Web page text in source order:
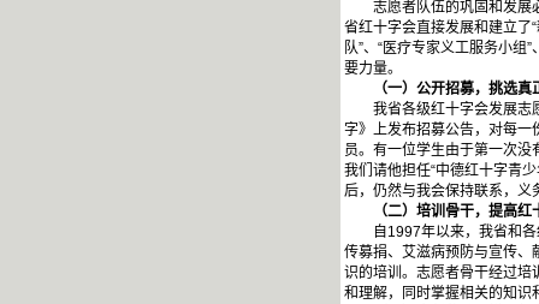
志愿者队伍的巩固和发展必
省红十字会直接发展和建立了
队”、“医疗专家义工服务小组
要力量。
（一）公开招募，挑选真正
我省各级红十字会发展志愿
字》上发布招募公告，对每一
员。有一位学生由于第一次
我们请他担任“中德红十字青
后，仍然与我会保持联系，义
（二）培训骨干，提高红
自1997年以来，我省和各
传募捐、艾滋病预防与宣传、
识的培训。志愿者骨干经过培
和理解，同时掌握相关的知识